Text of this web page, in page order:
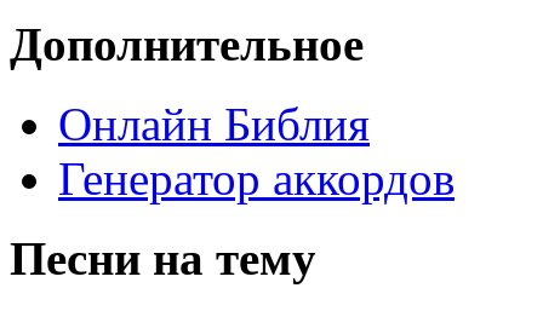
Дополнительное
Онлайн Библия
Генератор аккордов
Песни на тему